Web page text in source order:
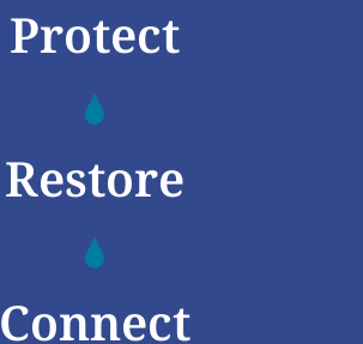
Protect
Restore
Connect